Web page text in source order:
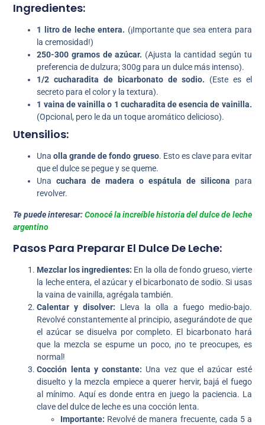
Ingredientes:
1 litro de leche entera. (¡Importante que sea entera para
la cremosidad!)
250-300 gramos de azúcar. (Ajusta la cantidad según tu
preferencia de dulzura; 300g para un dulce más intenso).
1/2 cucharadita de bicarbonato de sodio. (Este es el
secreto para el color y la textura).
1 vaina de vainilla o 1 cucharadita de esencia de vainilla.
(Opcional, pero le da un toque aromático delicioso).
Utensilios:
Unaolla grande de fondo grueso. Esto es clave para evitar
que el dulce se pegue y se queme.
Unacuchara de madera o espátula de silicona para
revolver.
Te puede interesar:Conocé la increíble historia del dulce de leche
argentino
Pasos Para Preparar El Dulce De Leche:
Mezclar los ingredientes: En la olla de fondo grueso, vierte
la leche entera, el azúcar y el bicarbonato de sodio. Si usas
la vaina de vainilla, agrégala también.
Calentar y disolver: Lleva la olla a fuego medio-bajo.
Revolvé constantemente al principio, asegurándote de que
el azúcar se disuelva por completo. El bicarbonato hará
que la mezcla se espume un poco, ¡no te preocupes, es
normal!
Cocción lenta y constante: Una vez que el azúcar esté
disuelto y la mezcla empiece a querer hervir, bajá el fuego
al mínimo. Aquí es donde entra en juego la paciencia. La
clave del dulce de leche es una cocción lenta.
Importante: Revolvé de manera frecuente, cada 5 a